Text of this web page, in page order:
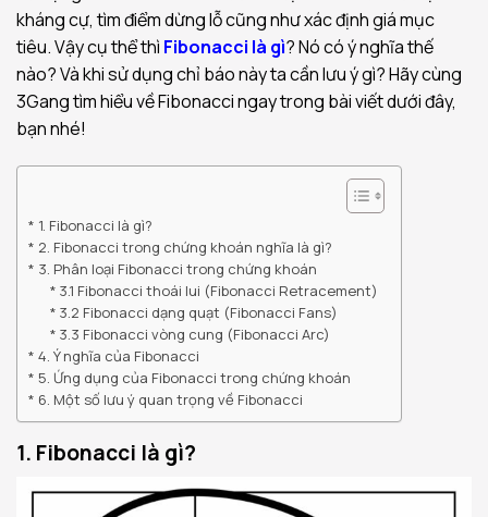
kháng cự, tìm điểm dừng lỗ cũng như xác định giá mục
tiêu. Vậy cụ thể thì Fibonacci là gì? Nó có ý nghĩa thế
nào? Và khi sử dụng chỉ báo này ta cần lưu ý gì? Hãy cùng
3Gang tìm hiểu về Fibonacci ngay trong bài viết dưới đây,
bạn nhé!
1. Fibonacci là gì?
2. Fibonacci trong chứng khoán nghĩa là gì?
3. Phân loại Fibonacci trong chứng khoán
3.1 Fibonacci thoái lui (Fibonacci Retracement)
3.2 Fibonacci dạng quạt (Fibonacci Fans)
3.3 Fibonacci vòng cung (Fibonacci Arc)
4. Ý nghĩa của Fibonacci
5. Ứng dụng của Fibonacci trong chứng khoán
6. Một số lưu ý quan trọng về Fibonacci
1. Fibonacci là gì?